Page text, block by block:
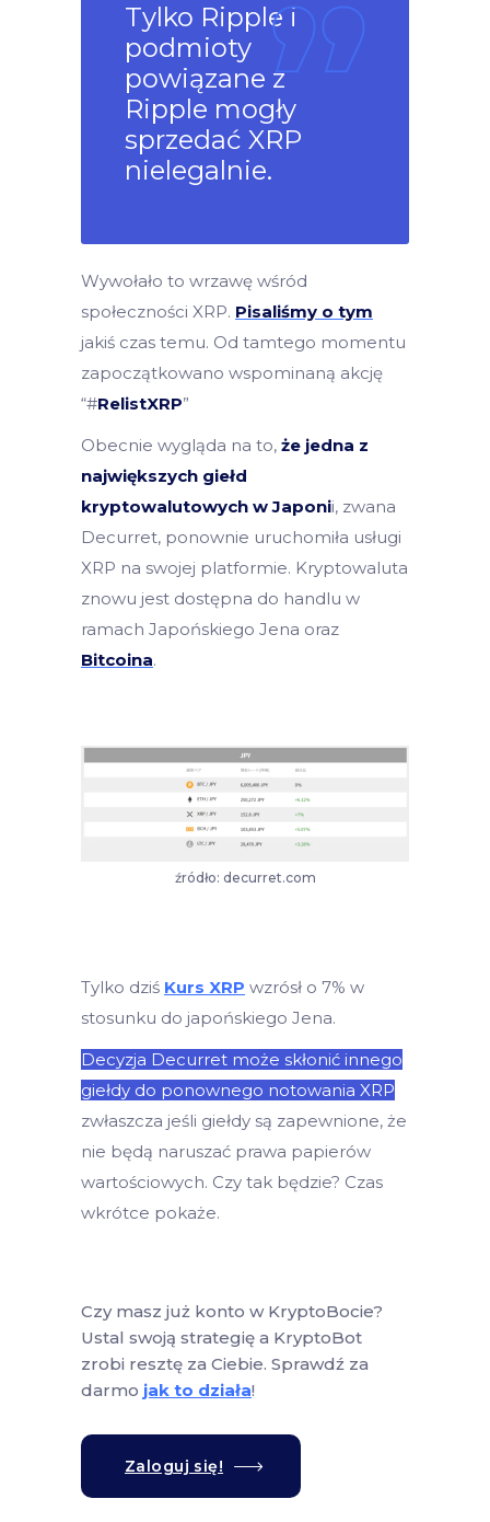
Tylko Ripple i
podmioty
powiązane z
Ripple mogły
sprzedać XRP
nielegalnie.
Wywołało to wrzawę wśród
społeczności XRP. Pisaliśmy o tym
jakiś czas temu. Od tamtego momentu
zapoczątkowano wspominaną akcję
“#RelistXRP”
Obecnie wygląda na to, że jedna z
największych giełd
kryptowalutowych w Japonii, zwana
Decurret, ponownie uruchomiła usługi
XRP na swojej platformie. Kryptowaluta
znowu jest dostępna do handlu w
ramach Japońskiego Jena oraz
Bitcoina.
źródło: decurret.com
Tylko dziś Kurs XRP wzrósł o 7% w
stosunku do japońskiego Jena.
Decyzja Decurret może skłonić innego
giełdy do ponownego notowania XRP
zwłaszcza jeśli giełdy są zapewnione, że
nie będą naruszać prawa papierów
wartościowych. Czy tak będzie? Czas
wkrótce pokaże.
Czy masz już konto w KryptoBocie?
Ustal swoją strategię a KryptoBot
zrobi resztę za Ciebie. Sprawdź za
darmo jak to działa!
Zaloguj się!